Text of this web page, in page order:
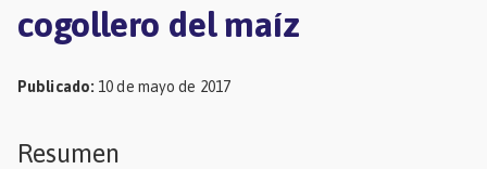
Avicultura
cogollero del maíz
Publicado: 10 de mayo de 2017
Resumen